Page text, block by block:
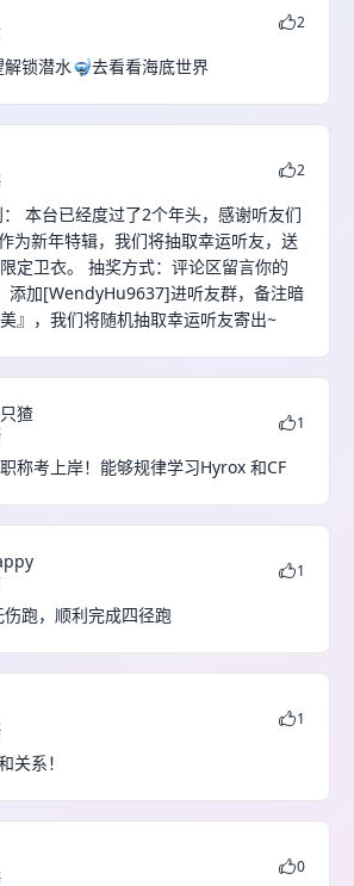
2
锁潜水🤿去看看海底世界
2
： 本台已经度过了2个年头，感谢听友们
为新年特辑，我们将抽取幸运听友，送
定卫衣。 抽奖方式：评论区留言你的
添加[WendyHu9637]进听友群，备注暗
』，我们将随机抽取幸运听友寄出~
猹 1
称考上岸！能够规律学习Hyrox 和CF
1
跑，顺利完成四径跑
1
关系！
0